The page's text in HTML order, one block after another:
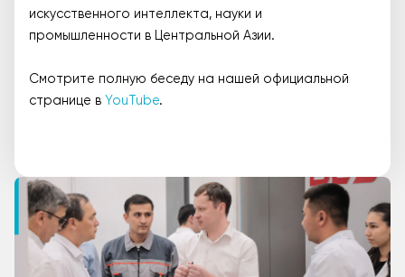
искусственного интеллекта, науки и
промышленности в Центральной Азии.
Смотрите полную беседу на нашей официальной
странице в YouTube.